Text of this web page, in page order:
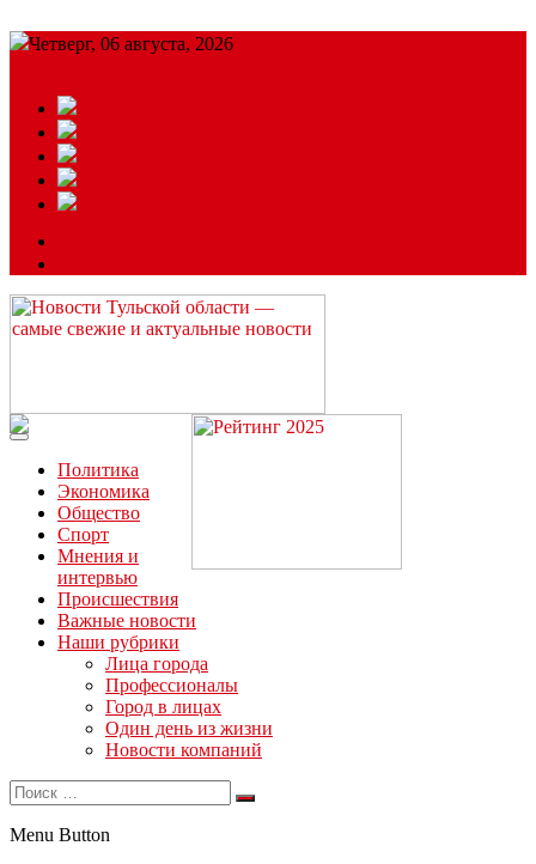
Четверг, 06 августа, 2026
Читайте последние новости дня в Тульской области на сайте
“ЗаНовомосковск”
Политика
Экономика
Общество
Спорт
Мнения и
интервью
Происшествия
Важные новости
Наши рубрики
Лица города
Профессионалы
Город в лицах
Один день из жизни
Новости компаний
Menu Button